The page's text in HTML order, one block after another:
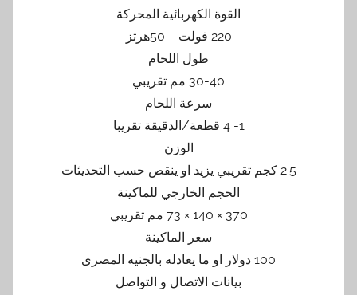
القوة الكهربائية المحركة
220 فولت – 50هرتز
طول اللحام
30-40 مم تقريبي
سرعة اللحام
1- 4 قطعة/الدقيقة تقريبا
الوزن
2.5 كجم تقريبي يزيد او ينقص حسب التحديثات
الحجم الخارجي للماكينة
370 × 140 × 73 مم تقريبي
سعر الماكينة
100 دولار او ما يعادله بالجنيه المصرى
بيانات الاتصال و التواصل